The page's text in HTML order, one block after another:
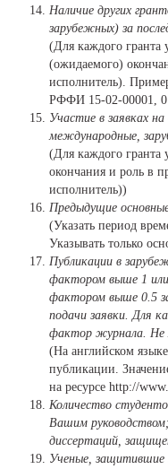
Наличие других
зарубежных) за
(Для каждого гранта
(ожидаемого)
исполнитель).
РФФИ 15-02-00001,
Участие в заявках
международные,
(Для каждого гранта
окончания и роль в
исполнитель))
Предыдущие
(Указать период
Указывать только
Публикации в
фактором выше 1
фактором выше 0.5
подачи заявки. Для
фактор журнала. Не
(На английском
публикации.
на ресурсе http://
Количество
Вашим
диссертаций,
Ученые, защитившие